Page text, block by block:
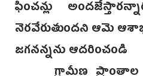
ఫించన్లు
నెరవేరుతుందని ఆమె
జగనన్నను ఆదరించండి